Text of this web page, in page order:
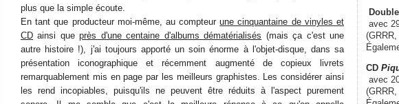
plus que la simple écoute.
En tant que producteur moi-même, au compteurune cinquantaine de vinyles et
CD ainsi queprès d'une centaine d'albums dématérialisés (mais ça c'est une
autre histoire !), j'ai toujours apporté un soin énorme à l'objet-disque, dans sa
présentation iconographique et récemment augmenté de copieux livrets
remarquablement mis en page par les meilleurs graphistes. Les considérer ainsi
les rend incopiables, puisqu'ils ne peuvent être réduits à l'aspect purement
Double
avec 29
(GRRR,
CD
avec